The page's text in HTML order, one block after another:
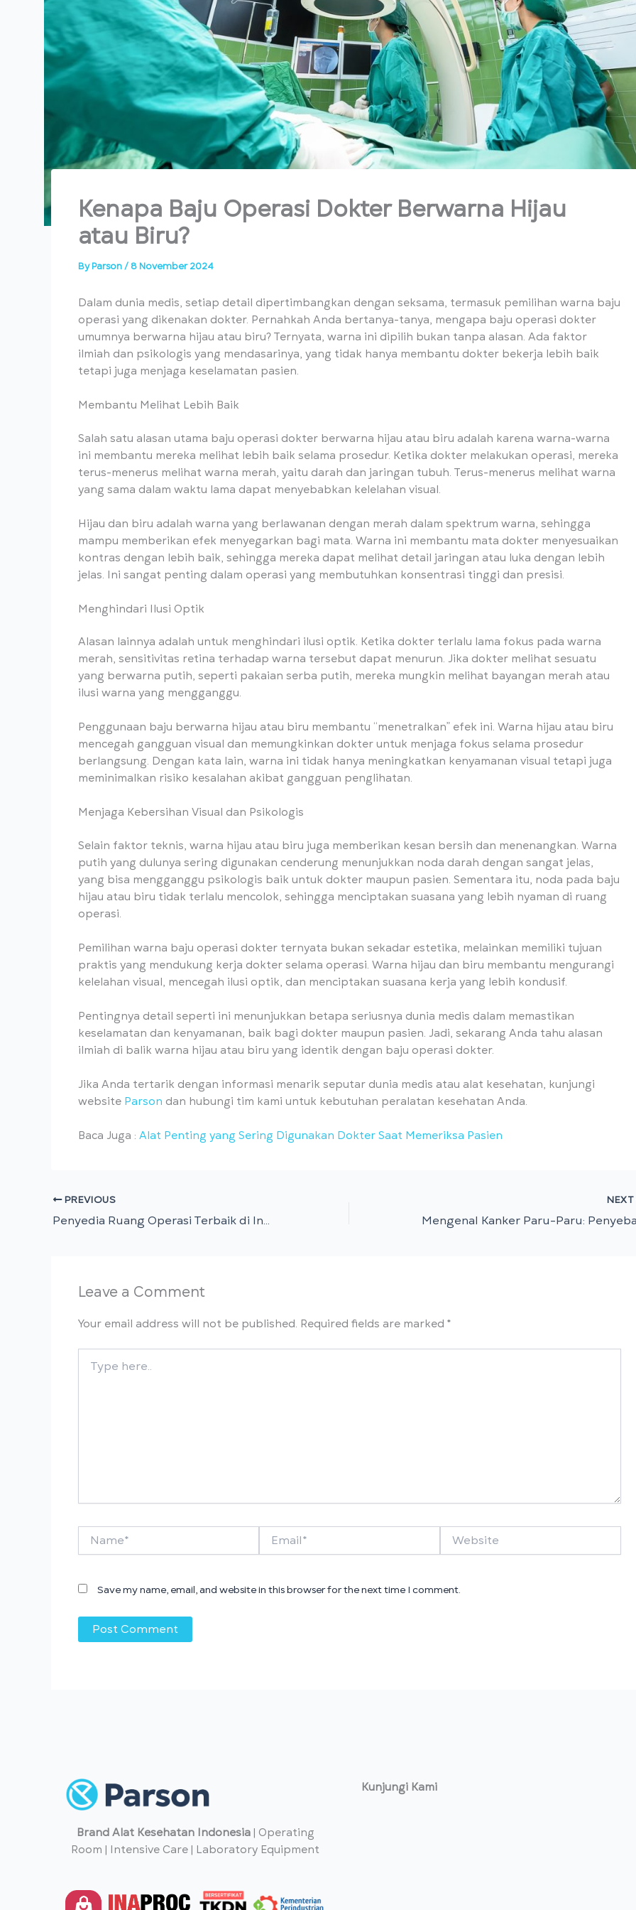
Kenapa Baju Operasi Dokter Berwarna Hijau
atau Biru?
ByParson/ 8 November 2024
Dalam dunia medis, setiap detail dipertimbangkan dengan seksama, termasuk pemilihan warna baju
operasi yang dikenakan dokter. Pernahkah Anda bertanya-tanya, mengapa baju operasi dokter
umumnya berwarna hijau atau biru? Ternyata, warna ini dipilih bukan tanpa alasan. Ada faktor
ilmiah dan psikologis yang mendasarinya, yang tidak hanya membantu dokter bekerja lebih baik
tetapi juga menjaga keselamatan pasien.
Membantu Melihat Lebih Baik
Salah satu alasan utama baju operasi dokter berwarna hijau atau biru adalah karena warna-warna
ini membantu mereka melihat lebih baik selama prosedur. Ketika dokter melakukan operasi, mereka
terus-menerus melihat warna merah, yaitu darah dan jaringan tubuh. Terus-menerus melihat warna
yang sama dalam waktu lama dapat menyebabkan kelelahan visual.
Hijau dan biru adalah warna yang berlawanan dengan merah dalam spektrum warna, sehingga
mampu memberikan efek menyegarkan bagi mata. Warna ini membantu mata dokter menyesuaikan
kontras dengan lebih baik, sehingga mereka dapat melihat detail jaringan atau luka dengan lebih
jelas. Ini sangat penting dalam operasi yang membutuhkan konsentrasi tinggi dan presisi.
Menghindari Ilusi Optik
Alasan lainnya adalah untuk menghindari ilusi optik. Ketika dokter terlalu lama fokus pada warna
merah, sensitivitas retina terhadap warna tersebut dapat menurun. Jika dokter melihat sesuatu
yang berwarna putih, seperti pakaian serba putih, mereka mungkin melihat bayangan merah atau
ilusi warna yang mengganggu.
Penggunaan baju berwarna hijau atau biru membantu “menetralkan” efek ini. Warna hijau atau biru
mencegah gangguan visual dan memungkinkan dokter untuk menjaga fokus selama prosedur
berlangsung. Dengan kata lain, warna ini tidak hanya meningkatkan kenyamanan visual tetapi juga
meminimalkan risiko kesalahan akibat gangguan penglihatan.
Menjaga Kebersihan Visual dan Psikologis
Selain faktor teknis, warna hijau atau biru juga memberikan kesan bersih dan menenangkan. Warna
putih yang dulunya sering digunakan cenderung menunjukkan noda darah dengan sangat jelas,
yang bisa mengganggu psikologis baik untuk dokter maupun pasien. Sementara itu, noda pada baju
hijau atau biru tidak terlalu mencolok, sehingga menciptakan suasana yang lebih nyaman di ruang
operasi.
Pemilihan warna baju operasi dokter ternyata bukan sekadar estetika, melainkan memiliki tujuan
praktis yang mendukung kerja dokter selama operasi. Warna hijau dan biru membantu mengurangi
kelelahan visual, mencegah ilusi optik, dan menciptakan suasana kerja yang lebih kondusif.
Pentingnya detail seperti ini menunjukkan betapa seriusnya dunia medis dalam memastikan
keselamatan dan kenyamanan, baik bagi dokter maupun pasien. Jadi, sekarang Anda tahu alasan
ilmiah di balik warna hijau atau biru yang identik dengan baju operasi dokter.
Jika Anda tertarik dengan informasi menarik seputar dunia medis atau alat kesehatan, kunjungi
website Parson dan hubungi tim kami untuk kebutuhan peralatan kesehatan Anda.
Baca Juga : Alat Penting yang Sering Digunakan Dokter Saat Memeriksa Pasien
PREVIOUS
Penyedia Ruang Operasi Terbaik di Indonesia: Solusi Optimal untuk Kebutuhan Medis
NEXT
Leave a Comment
Your email address will not be published. Required fields are marked *
here..
Save my name, email, and website in this browser for the next time I comment.
Brand Alat Kesehatan Indonesia| Operating
Room | Intensive Care | Laboratory Equipment
Kunjungi Kami